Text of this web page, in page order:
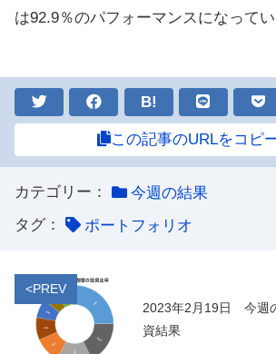
は92.9％のパフォーマンスになってい
B!
この記事のURLをコピ
カテゴリー：
今週の結果
タグ：
ポートフォリオ
<PREV
2023年2月19日 今週
資結果